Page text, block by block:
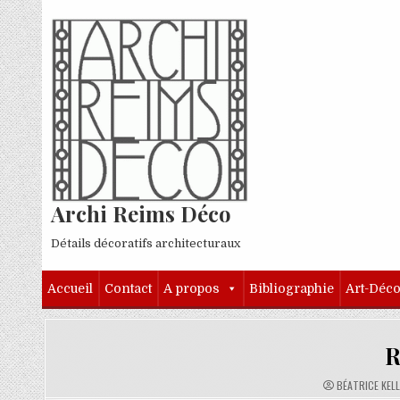
Skip to content
Archi Reims Déco
Détails décoratifs architecturaux
Accueil Contact A propos Bibliographie Art-Déco
AUTHOR:
BÉATRICE